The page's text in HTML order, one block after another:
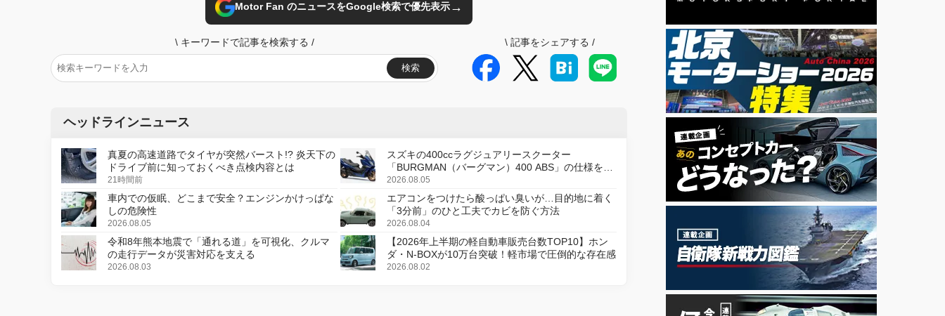
Motor Fan のニュースをGoogle検索で優先表示→
\ キーワードで記事を検索する /
検索
\ 記事をシェアする /
ヘッドラインニュース
真夏の高速道路でタイヤが突然バースト!? 炎天下の
ドライブ前に知っておくべき点検内容とは
21時間前
スズキの400ccラグジュアリースクーター
「BURGMAN（バーグマン）400 ABS」の仕様を変
更し、8月18日に発売
2026.08.05
車内での仮眠、どこまで安全？エンジンかけっぱな
しの危険性
2026.08.05
エアコンをつけたら酸っぱい臭いが…目的地に着く
「3分前」のひと工夫でカビを防ぐ方法
2026.08.04
令和8年熊本地震で「通れる道」を可視化、クルマ
の走行データが災害対応を支える
2026.08.03
【2026年上半期の軽自動車販売台数TOP10】ホン
ダ・N-BOXが10万台突破！軽市場で圧倒的な存在感
2026.08.02